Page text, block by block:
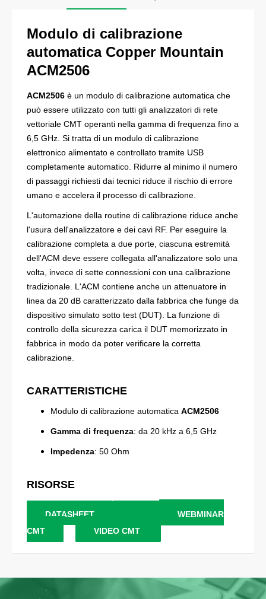
Modulo di calibrazione
automatica Copper Mountain
ACM2506
ACM2506 è un modulo di calibrazione automatica che
può essere utilizzato con tutti gli analizzatori di rete
vettoriale CMT operanti nella gamma di frequenza fino a
6,5 GHz. Si tratta di un modulo di calibrazione
elettronico alimentato e controllato tramite USB
completamente automatico. Ridurre al minimo il numero
di passaggi richiesti dai tecnici riduce il rischio di errore
umano e accelera il processo di calibrazione.
L'automazione della routine di calibrazione riduce anche
l'usura dell'analizzatore e dei cavi RF. Per eseguire la
calibrazione completa a due porte, ciascuna estremità
dell'ACM deve essere collegata all'analizzatore solo una
volta, invece di sette connessioni con una calibrazione
tradizionale. L'ACM contiene anche un attenuatore in
linea da 20 dB caratterizzato dalla fabbrica che funge da
dispositivo simulato sotto test (DUT). La funzione di
controllo della sicurezza carica il DUT memorizzato in
fabbrica in modo da poter verificare la corretta
calibrazione.
CARATTERISTICHE
Modulo di calibrazione automatica ACM2506
Gamma di frequenza: da 20 kHz a 6,5 GHz
Impedenza: 50 Ohm
RISORSE
DATASHEET
WEBMINAR
CMT
VIDEO CMT